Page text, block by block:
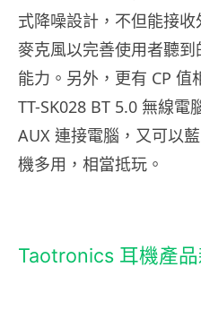
式降噪設計，不但能接
麥克風以完善使用者聽
能力。另外，更有 CP
TT-SK028 BT 5.0 無線電
AUX 連接電腦，又可以
機多用，相當抵玩。
Taotronics 耳機產